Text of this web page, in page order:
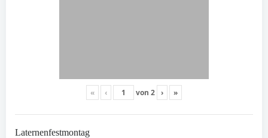
« ‹ von 2 › »
Laternenfestmontag